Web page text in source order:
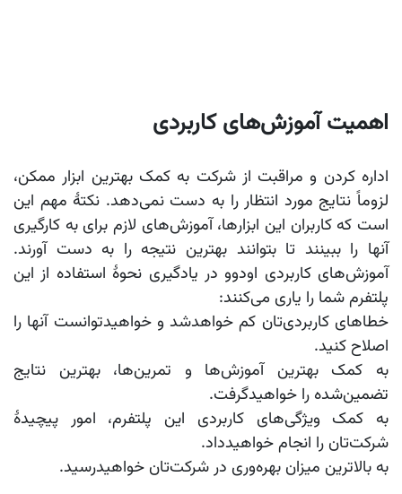
اهمیت آموزش‌های کاربردی
اداره کردن و مراقبت از شرکت به کمک بهترین ابزار ممکن،
لزوماً نتایج مورد انتظار را به دست نمی‌دهد. نکتۀ مهم این
است که کاربران این ابزارها، آموزش‌های لازم برای به کارگیری
آنها را ببینند تا بتوانند بهترین نتیجه را به دست آورند.
آموزش‌های کاربردی اودوو در یادگیری نحوۀ استفاده از این
پلتفرم شما را یاری می‌کنند:
خطاهای کاربردی‌تان کم خواهدشد و خواهیدتوانست آنها را
اصلاح کنید.
به کمک بهترین آموزش‌ها و تمرین‌ها، بهترین نتایج
تضمین‌شده را خواهیدگرفت.
به کمک ویژگی‌های کاربردی این پلتفرم، امور پیچیدۀ
شرکت‌تان را انجام خواهیدداد.
به بالاترین میزان بهره‌وری در شرکت‌تان خواهیدرسید.